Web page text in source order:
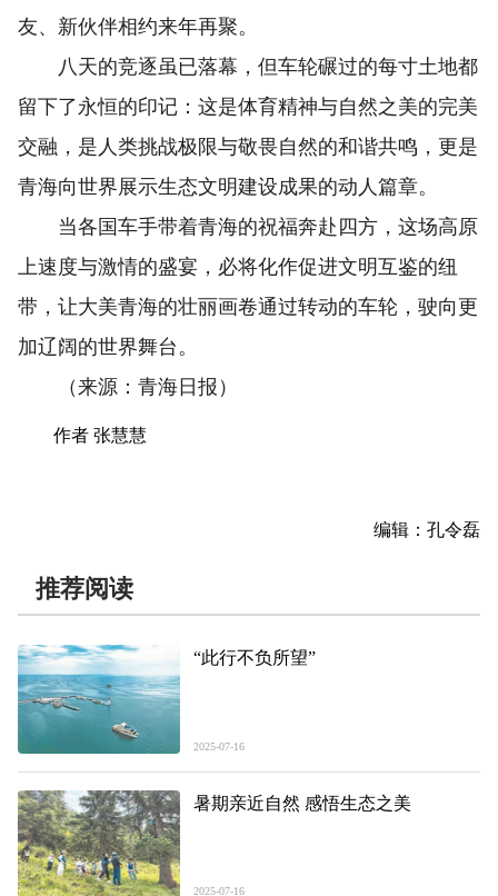
友、新伙伴相约来年再聚。
八天的竞逐虽已落幕，但车轮碾过的每寸土地都
留下了永恒的印记：这是体育精神与自然之美的完美
交融，是人类挑战极限与敬畏自然的和谐共鸣，更是
青海向世界展示生态文明建设成果的动人篇章。
当各国车手带着青海的祝福奔赴四方，这场高原
上速度与激情的盛宴，必将化作促进文明互鉴的纽
带，让大美青海的壮丽画卷通过转动的车轮，驶向更
加辽阔的世界舞台。
（来源：青海日报）
作者 张慧慧
编辑：孔令磊
推荐阅读
“此行不负所望”
2025-07-16
暑期亲近自然 感悟生态之美
2025-07-16